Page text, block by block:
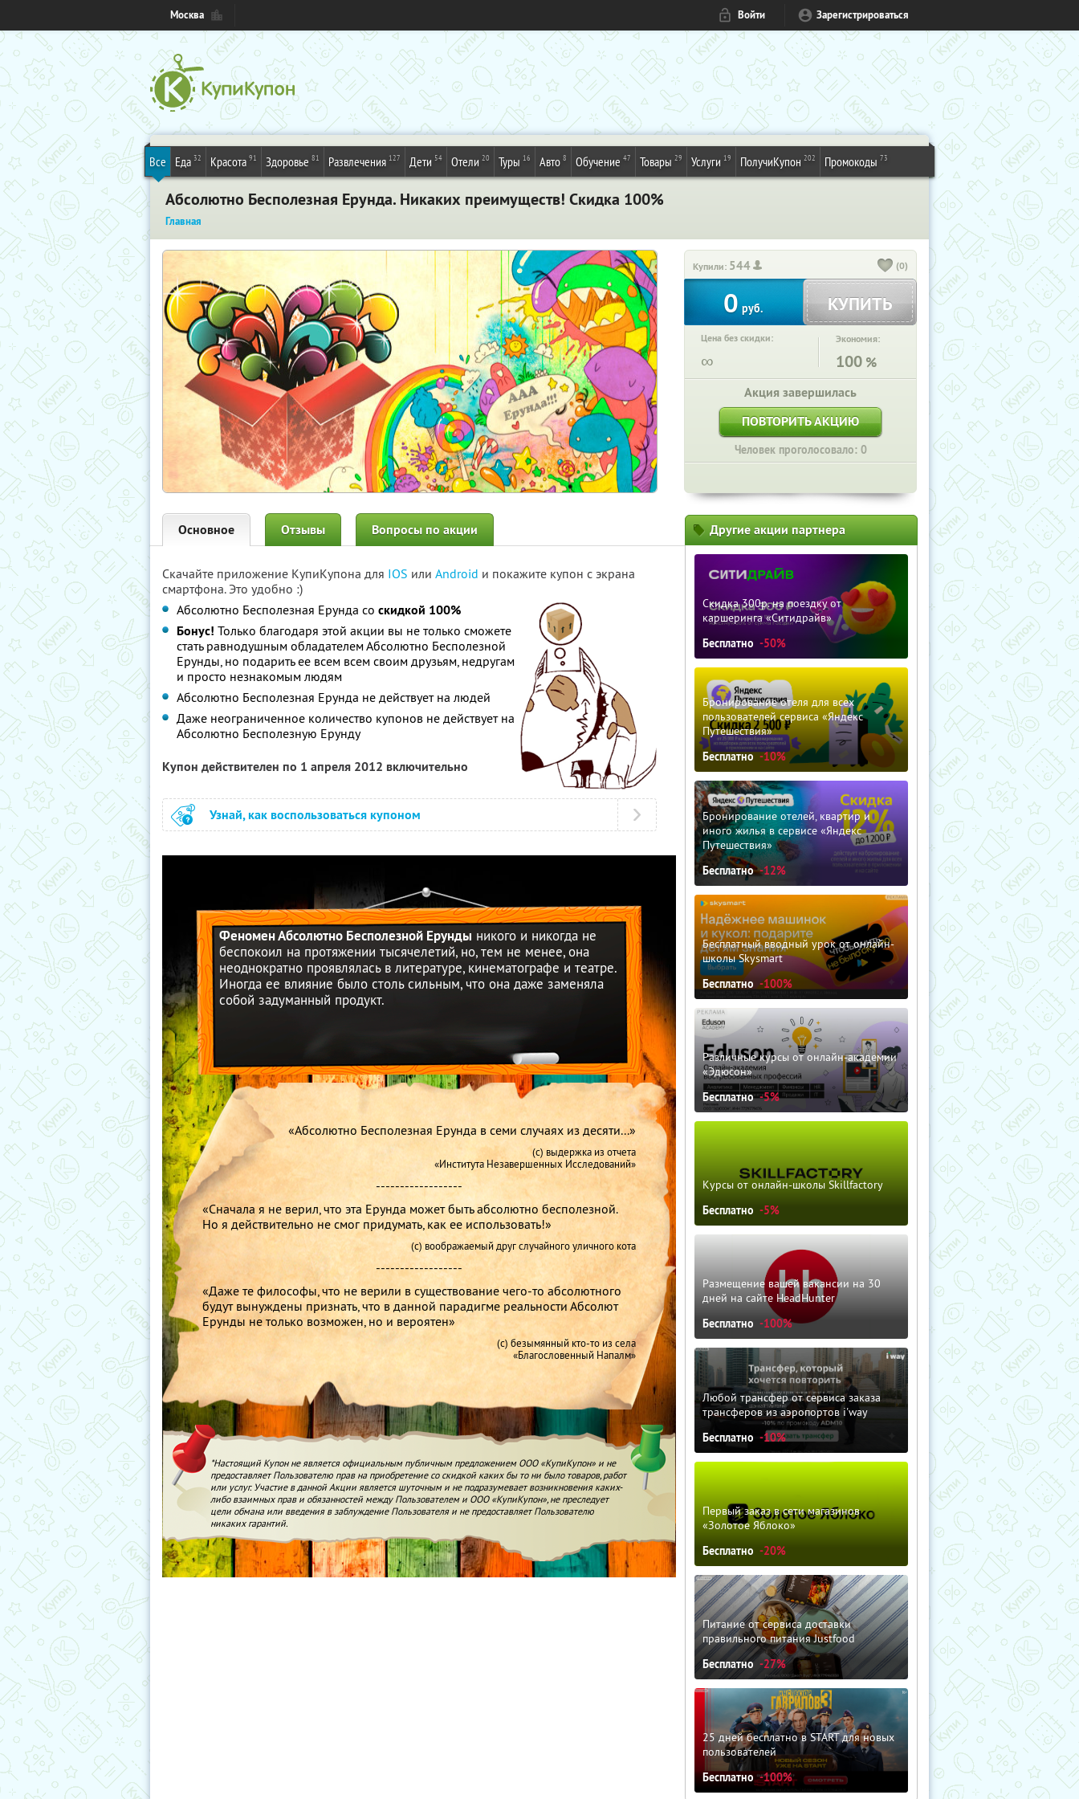
Москва Войти Зарегистрироваться
Все Еда 32 Красота 91 Здоровье 81 Развлечения 127 Дети 54 Отели 20 Туры 16 Авто 8 Обучение 47 Товары 29 Услуги 19 ПолучиКупон 202 Промокоды 73
Абсолютно Бесполезная Ерунда. Никаких преимуществ! Скидка 100%
Главная
Купили: 544 (0)
0 руб. КУПИТЬ
Цена без скидки:
∞
Экономия:
100 %
Акция завершилась
ПОВТОРИТЬ АКЦИЮ
Человек проголосовало: 0
Основное Отзывы Вопросы по акции
Скачайте приложение КупиКупона для IOS или Android и покажите купон с экрана
смартфона. Это удобно :)
Абсолютно Бесполезная Ерунда со скидкой 100%
Бонус! Только благодаря этой акции вы не только сможете
стать равнодушным обладателем Абсолютно Бесполезной
Ерунды, но подарить ее всем всем своим друзьям, недругам
и просто незнакомым людям
Абсолютно Бесполезная Ерунда не действует на людей
Даже неограниченное количество купонов не действует на
Абсолютно Бесполезную Ерунду
Купон действителен по 1 апреля 2012 включительно
Узнай, как воспользоваться купоном
Феномен Абсолютно Бесполезной Ерунды никого и никогда не
беспокоил на протяжении тысячелетий, но, тем не менее, она
неоднократно проявлялась в литературе, кинематографе и театре.
Иногда ее влияние было столь сильным, что она даже заменяла
собой задуманный продукт.
«Абсолютно Бесполезная Ерунда в семи случаях из десяти...»
(с) выдержка из отчета
«Института Незавершенных Исследований»
------------------
«Сначала я не верил, что эта Ерунда может быть абсолютно бесполезной.
Но я действительно не смог придумать, как ее использовать!»
(с) воображаемый друг случайного уличного кота
------------------
«Даже те философы, что не верили в существование чего-то абсолютного
будут вынуждены признать, что в данной парадигме реальности Абсолют
Ерунды не только возможен, но и вероятен»
(с) безымянный кто-то из села
«Благословенный Напалм»
*Настоящий Купон не является официальным публичным предложением ООО «КупиКупон» и не
предоставляет Пользователю прав на приобретение со скидкой каких бы то ни было товаров, работ
или услуг. Участие в данной Акции является шуточным и не подразумевает возникновения каких-
либо взаимных прав и обязанностей между Пользователем и ООО «КупиКупон», не преследует
цели обмана или введения в заблуждение Пользователя и не предоставляет Пользователю
никаких гарантий.
Другие акции партнера
Скидка 300р. на поездку от
каршеринга «Ситидрайв»
Бесплатно -50%
Бронирование отеля для всех
пользователей сервиса «Яндекс
Путешествия»
Бесплатно -10%
Бронирование отелей, квартир и
иного жилья в сервисе «Яндекс
Путешествия»
Бесплатно -12%
Бесплатный вводный урок от онлайн-
школы Skysmart
Бесплатно -100%
Различные курсы от онлайн-академии
«Эдюсон»
Бесплатно -5%
Курсы от онлайн-школы Skillfactory
Бесплатно -5%
Размещение вашей вакансии на 30
дней на сайте HeadHunter
Бесплатно -100%
Любой трансфер от сервиса заказа
трансферов из аэропортов i'way
Бесплатно -10%
Первый заказ в сети магазинов
«Золотое Яблоко»
Бесплатно -20%
Питание от сервиса доставки
правильного питания Justfood
Бесплатно -27%
25 дней бесплатно в START для новых
пользователей
Бесплатно -100%